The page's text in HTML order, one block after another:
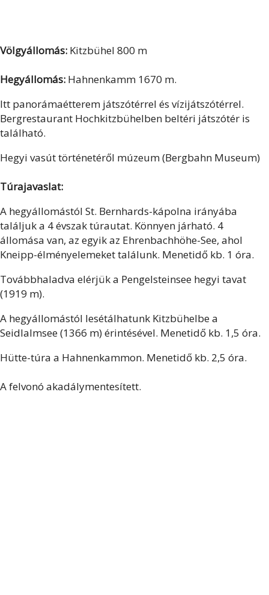
Völgyállomás: Kitzbühel 800 m
Hegyállomás: Hahnenkamm 1670 m.
Itt panorámaétterem játszótérrel és vízijátszótérrel.
Bergrestaurant Hochkitzbühelben beltéri játszótér is
található.
Hegyi vasút történetéről múzeum (Bergbahn Museum)
Túrajavaslat:
A hegyállomástól St. Bernhards-kápolna irányába
találjuk a 4 évszak túrautat. Könnyen járható. 4
állomása van, az egyik az Ehrenbachhöhe-See, ahol
Kneipp-élményelemeket találunk. Menetidő kb. 1 óra.
Továbbhaladva elérjük a Pengelsteinsee hegyi tavat
(1919 m).
A hegyállomástól lesétálhatunk Kitzbühelbe a
Seidlalmsee (1366 m) érintésével. Menetidő kb. 1,5 óra.
Hütte-túra a Hahnenkammon. Menetidő kb. 2,5 óra.
A felvonó akadálymentesített.